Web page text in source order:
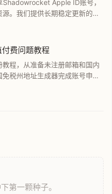
Apple ID账号，
。我们提供长期稳定更新的账
分享，协助用户快速获取并使
费问题教程
程，从准备未注册邮箱和国内
税州地址生成器完成账号申
付费问题解决办法及App
第一颗种子。